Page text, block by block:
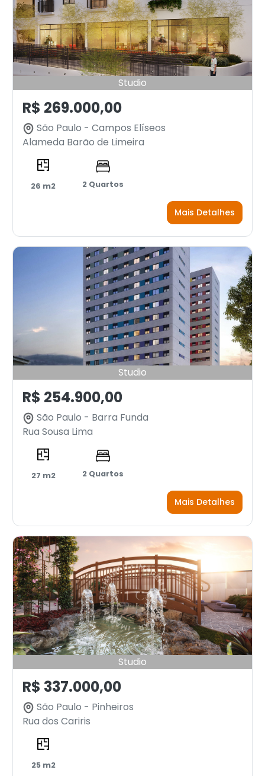
Studio
R$ 269.000,00
São Paulo - Campos Elíseos
Alameda Barão de Limeira
26 m2 2 Quartos
Mais Detalhes
Studio
R$ 254.900,00
São Paulo - Barra Funda
Rua Sousa Lima
27 m2 2 Quartos
Mais Detalhes
Studio
R$ 337.000,00
São Paulo - Pinheiros
Rua dos Cariris
25 m2